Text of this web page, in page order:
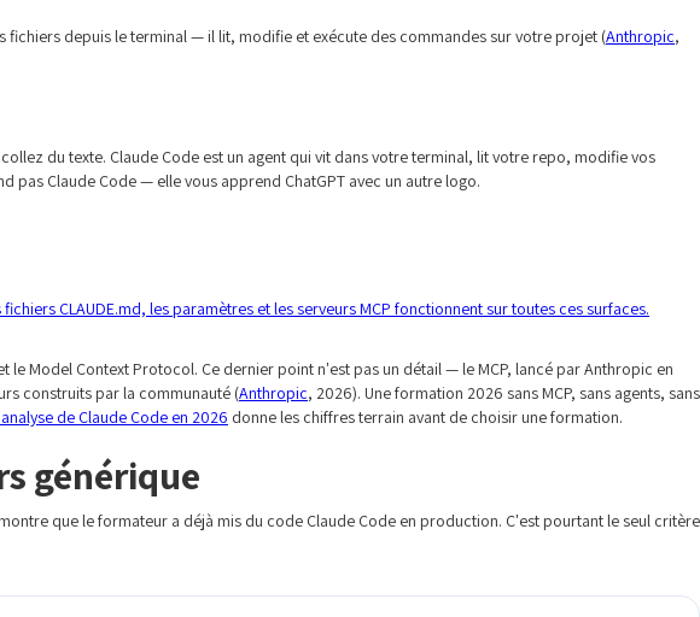
depuis le terminal — il lit, modifie et exécute des commandes sur votre projet (Anthropic,
du texte. Claude Code est un agent qui vit dans votre terminal, lit votre repo, modifie vos
Claude Code — elle vous apprend ChatGPT avec un autre logo.
CLAUDE.md, les paramètres et les serveurs MCP fonctionnent sur toutes ces surfaces.
Model Context Protocol. Ce dernier point n'est pas un détail — le MCP, lancé par Anthropic en
construits par la communauté (Anthropic, 2026). Une formation 2026 sans MCP, sans agents, sans
de Claude Code en 2026 donne les chiffres terrain avant de choisir une formation.
générique
que le formateur a déjà mis du code Claude Code en production. C'est pourtant le seul critère